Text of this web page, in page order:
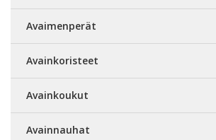
Avaimenperät
Avainkoristeet
Avainkoukut
Avainnauhat